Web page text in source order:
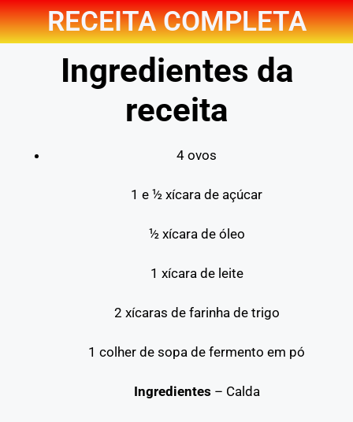
RECEITA COMPLETA
Ingredientes da
receita
4 ovos
1 e ½ xícara de açúcar
½ xícara de óleo
1 xícara de leite
2 xícaras de farinha de trigo
1 colher de sopa de fermento em pó
Ingredientes – Calda